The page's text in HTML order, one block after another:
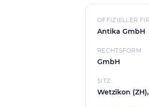
Belägen. Neben
GmbH auch die
Angebot sorgt
Kunden in der
erhalten, die
in Wetzikon
OFFIZIELLER
Antika GmbH
RECHTSFORM
GmbH
SITZ
Wetzikon